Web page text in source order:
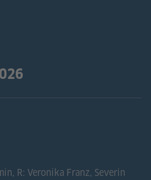
R: Veronika Franz, Severin